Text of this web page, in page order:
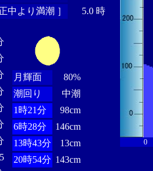
中より満潮 ］
5.0 時
月輝面
80%
潮回り
中潮
1時21分
98cm
6時28分
146cm
13時43分
13cm
20時54分 143cm
0